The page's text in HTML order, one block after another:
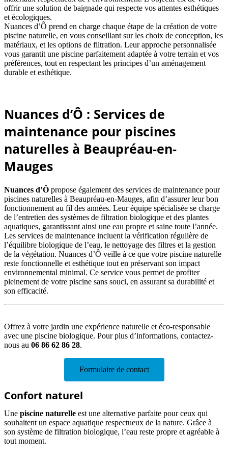
offrir une solution de baignade qui respecte vos attentes esthétiques
et écologiques.
Nuances d’Ô prend en charge chaque étape de la création de votre
piscine naturelle, en vous conseillant sur les choix de conception, les
matériaux, et les options de filtration. Leur approche personnalisée
vous garantit une piscine parfaitement adaptée à votre terrain et vos
préférences, tout en respectant les principes d’un aménagement
durable et esthétique.
Nuances d’Ô : Services de
maintenance pour piscines
naturelles à Beaupréau-en-
Mauges
Nuances d’Ô propose également des services de maintenance pour
piscines naturelles à Beaupréau-en-Mauges, afin d’assurer leur bon
fonctionnement au fil des années. Leur équipe spécialisée se charge
de l’entretien des systèmes de filtration biologique et des plantes
aquatiques, garantissant ainsi une eau propre et saine toute l’année.
Les services de maintenance incluent la vérification régulière de
l’équilibre biologique de l’eau, le nettoyage des filtres et la gestion
de la végétation. Nuances d’Ô veille à ce que votre piscine naturelle
reste fonctionnelle et esthétique tout en préservant son impact
environnemental minimal. Ce service vous permet de profiter
pleinement de votre piscine sans souci, en assurant sa durabilité et
son efficacité.
Offrez à votre jardin une expérience naturelle et éco-responsable
avec une piscine biologique. Pour plus d’informations, contactez-
nous au 06 86 62 86 28.
Formulaire de contact
Confort naturel
Une piscine naturelle est une alternative parfaite pour ceux qui
souhaitent un espace aquatique respectueux de la nature. Grâce à
son système de filtration biologique, l’eau reste propre et agréable à
tout moment.